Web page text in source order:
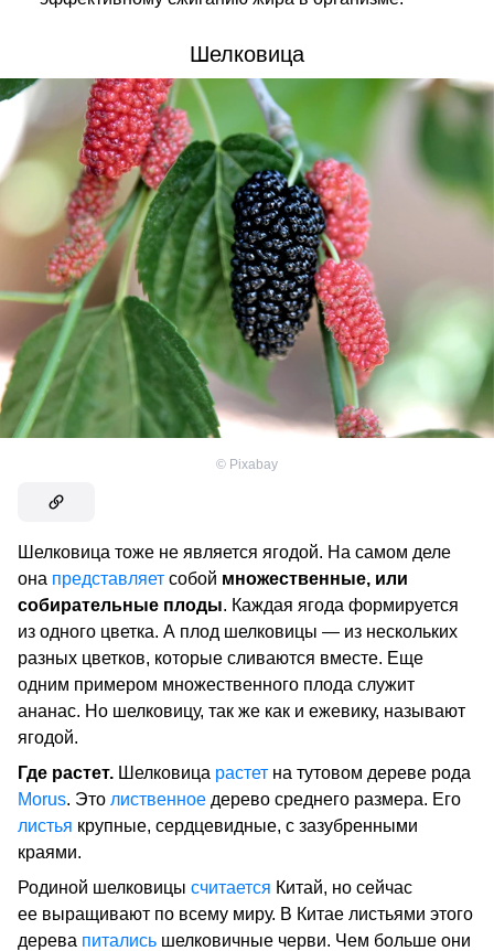
Шелковица
© Pixabay
Шелковица тоже не является ягодой. На самом деле
она представляет собой множественные, или
собирательные плоды. Каждая ягода формируется
из одного цветка. А плод шелковицы — из нескольких
разных цветков, которые сливаются вместе. Еще
одним примером множественного плода служит
ананас. Но шелковицу, так же как и ежевику, называют
ягодой.
Где растет. Шелковица растет на тутовом дереве рода
Morus. Это лиственное дерево среднего размера. Его
листья крупные, сердцевидные, с зазубренными
краями.
Родиной шелковицы считается Китай, но сейчас
ее выращивают по всему миру. В Китае листьями этого
дерева питались шелковичные черви. Чем больше они